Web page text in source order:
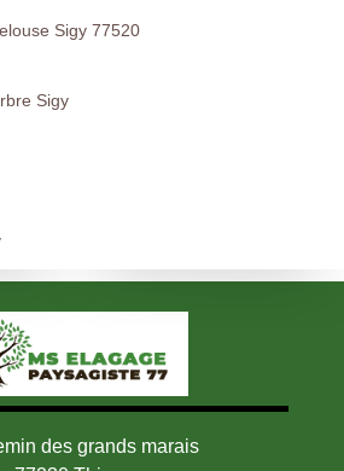
Sigy 77520
Sigy
des grands marais